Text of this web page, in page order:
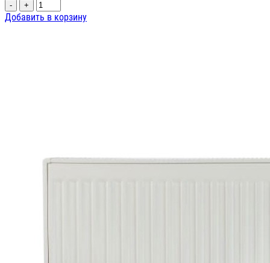
- +
Добавить в корзину